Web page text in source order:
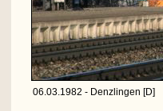
06.03.1982 - Denzlingen [D]